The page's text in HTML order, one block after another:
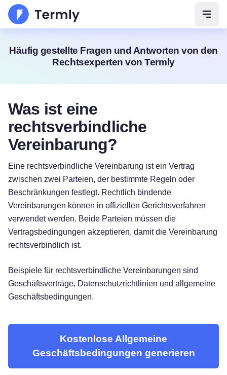
Häufig gestellte Fragen und Antworten von den
Rechtsexperten von Termly
Was ist eine
rechtsverbindliche
Vereinbarung?
Eine rechtsverbindliche Vereinbarung ist ein Vertrag
zwischen zwei Parteien, der bestimmte Regeln oder
Beschränkungen festlegt. Rechtlich bindende
Vereinbarungen können in offiziellen Gerichtsverfahren
verwendet werden. Beide Parteien müssen die
Vertragsbedingungen akzeptieren, damit die Vereinbarung
rechtsverbindlich ist.
Beispiele für rechtsverbindliche Vereinbarungen sind
Geschäftsverträge, Datenschutzrichtlinien und allgemeine
Geschäftsbedingungen.
Kostenlose Allgemeine
Geschäftsbedingungen generieren